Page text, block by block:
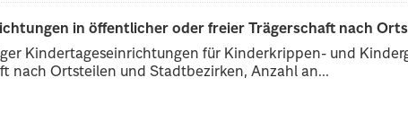
in öffentlicher oder freier Trägerschaft nach
Kindertageseinrichtungen für Kinderkrippen- und
nach Ortsteilen und Stadtbezirken, Anzahl an...